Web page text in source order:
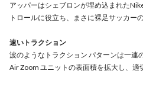
アッパーはシェブロンが埋め込まれた
トロールに役立ち、まさに裸足サッカー
速いトラクション
波のようなトラクション パターンは一連
Air Zoom ユニットの表面積を拡大し、適